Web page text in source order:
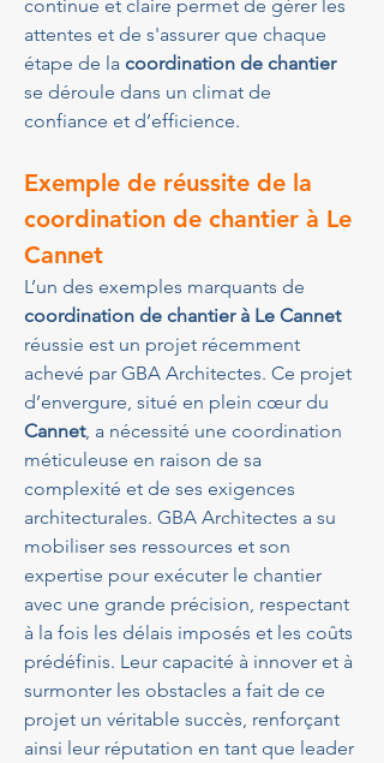
continue et claire permet de gérer les
attentes et de s'assurer que chaque
étape de la coordination de chantier
se déroule dans un climat de
confiance et d’efficience.
Exemple de réussite de la
coordination de chantier à Le
Cannet
L’un des exemples marquants de
coordination de chantier à Le Cannet
réussie est un projet récemment
achevé par GBA Architectes. Ce projet
d’envergure, situé en plein cœur du
Cannet, a nécessité une coordination
méticuleuse en raison de sa
complexité et de ses exigences
architecturales. GBA Architectes a su
mobiliser ses ressources et son
expertise pour exécuter le chantier
avec une grande précision, respectant
à la fois les délais imposés et les coûts
prédéfinis. Leur capacité à innover et à
surmonter les obstacles a fait de ce
projet un véritable succès, renforçant
ainsi leur réputation en tant que leader